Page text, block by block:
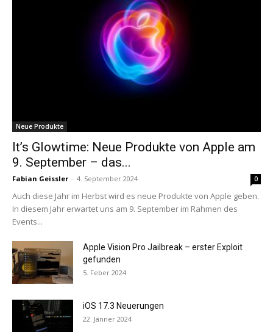
Neue Produkte
It’s Glowtime: Neue Produkte von Apple am
9. September – das...
Fabian Geissler - 4. September 2024 0
Auch diese Jahr im Herbst wird es neue Produkte von Apple geben.
In diesem Jahr erwartet uns am 9. September im Rahmen des
Events...
Apple Vision Pro Jailbreak – erster Exploit
gefunden
5. Feber 2024
iOS 17.3 Neuerungen
22. Jänner 2024